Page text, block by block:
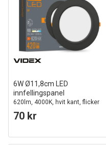
6W Ø11,8cm LED
innfellingspanel
620lm, 4000K, hvit kant, flicker
free
70 kr